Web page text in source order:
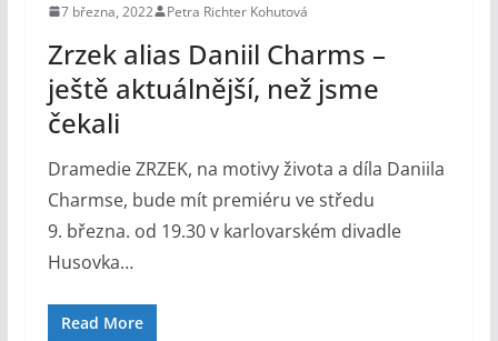
7 března, 2022 Petra Richter Kohutová
Zrzek alias Daniil Charms –
ještě aktuálnější, než jsme
čekali
Dramedie ZRZEK, na motivy života a díla Daniila
Charmse, bude mít premiéru ve středu
9. března. od 19.30 v karlovarském divadle
Husovka…
Read More